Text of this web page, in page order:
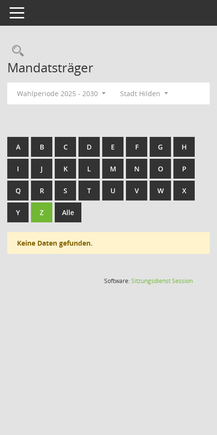
Toggle navigation
Rechercheauswahl
Mandatsträger
Wahlperiode 2025 - 2030 Stadt Hilden
A B C D E F G H
I J K L M N O P
Q R S T U V W X
Y Z Alle
Keine Daten gefunden.
Software:SitzungsdienstSession(Wird in